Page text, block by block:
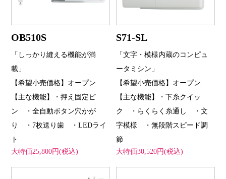
OB510S
「しっかり縫える機能が満
載」
【希望小売価格】オープン
【主な機能】・押え固定ピ
ン ・全自動ボタン穴かが
り ・7枚送り歯 ・LEDライ
ト
大特価25,800円(税込)
S71-SL
「文字・模様内蔵のコンピュ
ータミシン」
【希望小売価格】オープン
【主な機能】・下糸クイッ
ク ・らくらく糸通し ・文
字模様 ・無段階スピード調
節
大特価30,520円(税込)